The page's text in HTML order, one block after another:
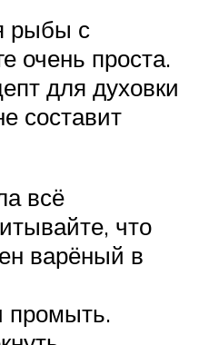
рыбы с
очень проста.
для духовки
составит
всё
что
варёный в
промыть.